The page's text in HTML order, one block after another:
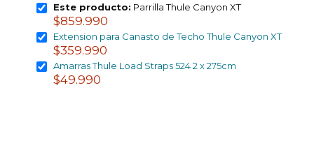
Este producto: Parrilla Thule Canyon XT
$859.990
Extension para Canasto de Techo Thule Canyon XT
$359.990
Amarras Thule Load Straps 524 2 x 275cm
$49.990